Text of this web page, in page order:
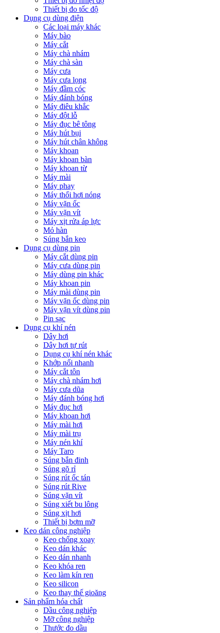
Thiết bị đo tốc độ
Dụng cụ dùng điện
Các loại máy khác
Máy bào
Máy cắt
Máy chà nhám
Máy chà sàn
Máy cưa
Máy cưa lọng
Máy đầm cóc
Máy đánh bóng
Máy điêu khắc
Máy đột lỗ
Máy đục bê tông
Máy hút bụi
Máy hút chân không
Máy khoan
Máy khoan bàn
Máy khoan từ
Máy mài
Máy phay
Máy thổi hơi nóng
Máy vặn ốc
Máy vặn vít
Máy xịt rửa áp lực
Mỏ hàn
Súng bắn keo
Dụng cụ dùng pin
Máy cắt dùng pin
Máy cưa dùng pin
Máy dùng pin khác
Máy khoan pin
Máy mài dùng pin
Máy vặn ốc dùng pin
Máy vặn vít dùng pin
Pin sạc
Dụng cụ khí nén
Dây hơi
Dây hơi tự rút
Dụng cụ khí nén khác
Khớp nối nhanh
Máy cắt tôn
Máy chà nhám hơi
Máy cưa dũa
Máy đánh bóng hơi
Máy đục hơi
Máy khoan hơi
Máy mài hơi
Máy mài trụ
Máy nén khí
Máy Taro
Súng bắn đinh
Súng gõ rỉ
Súng rút ốc tán
Súng rút Rive
Súng vặn vít
Súng xiết bu lông
Súng xịt hơi
Thiết bị bơm mỡ
Keo dán công nghiệp
Keo chống xoay
Keo dán khác
Keo dán nhanh
Keo khóa ren
Keo làm kín ren
Keo silicon
Keo thay thế gioăng
Sản phẩm hóa chất
Dầu công nghiệp
Mỡ công nghiệp
Thước đo dầu